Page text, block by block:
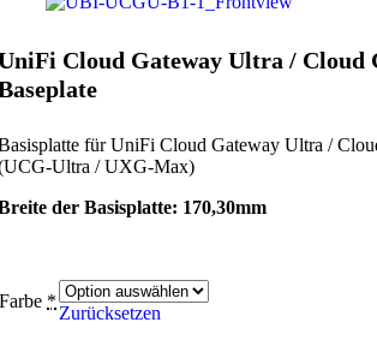
Cloud Gateway Ultra / Cloud
für UniFi Cloud Gateway Ultra /
Ultra / UXG-Max)
der Basisplatte: 170,30mm
Farbe *
Zurücksetzen